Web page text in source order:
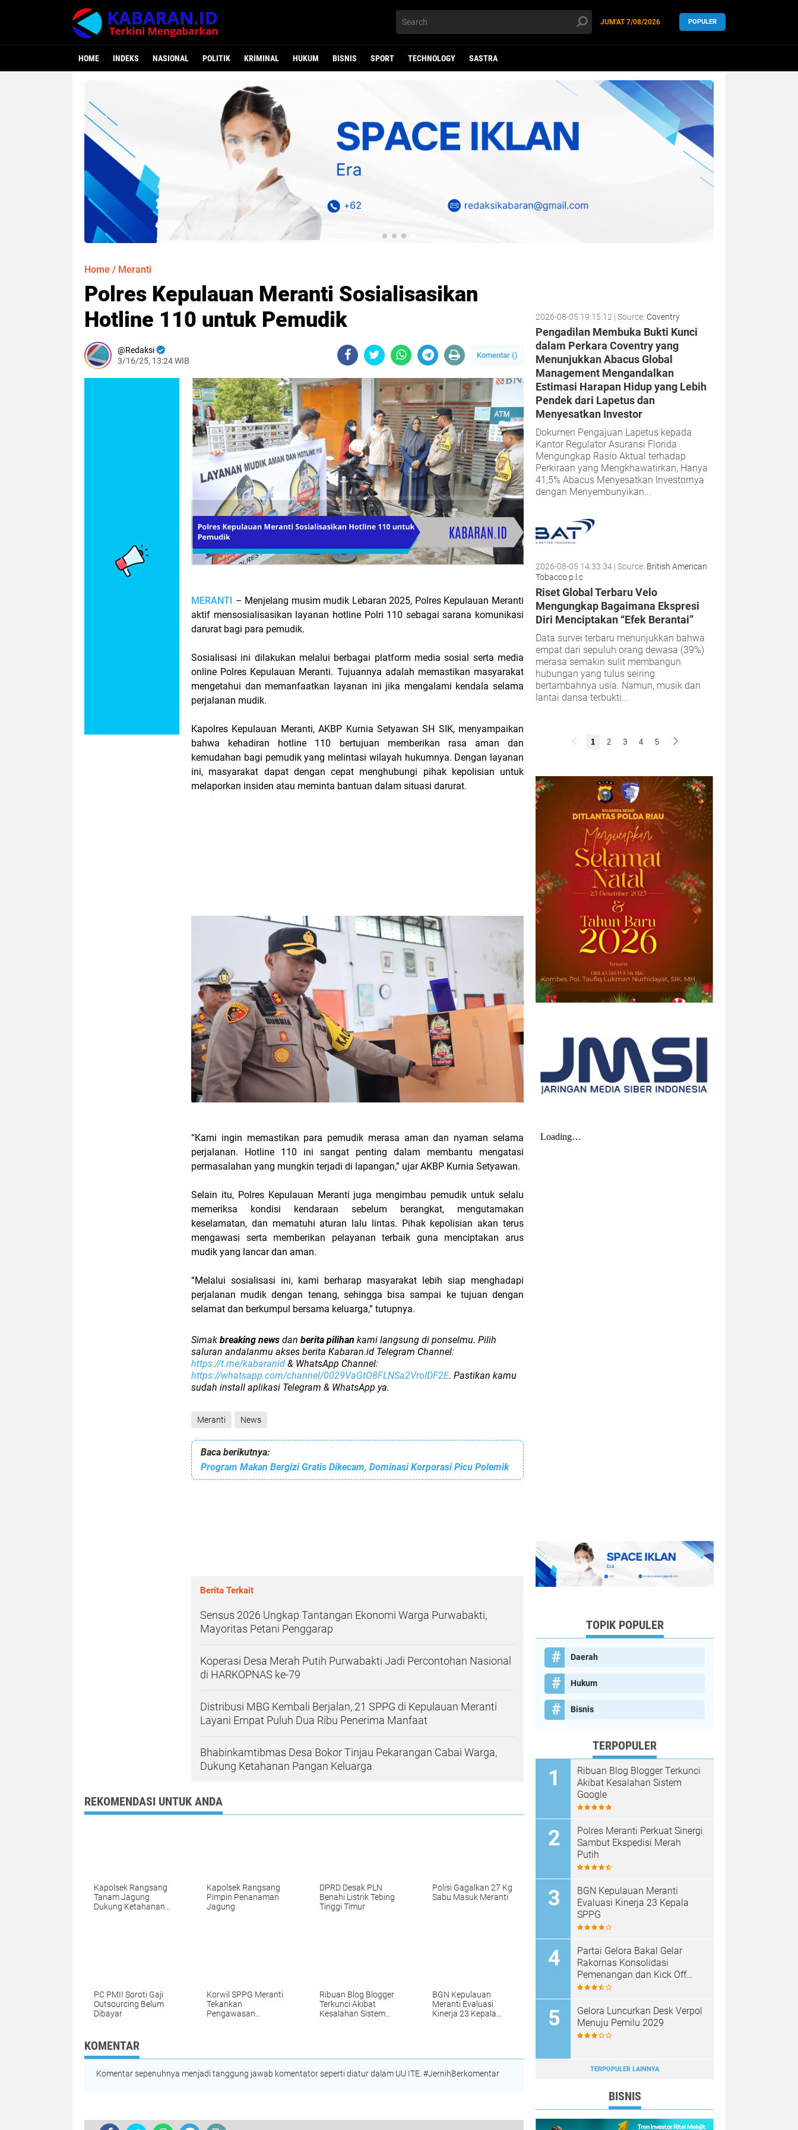
JUM'AT7/08/2026 POPULER
HOME INDEKS NASIONAL POLITIK KRIMINAL HUKUM BISNIS SPORT TECHNOLOGY SASTRA
Home / Meranti
Polres Kepulauan Meranti Sosialisasikan
Hotline 110 untuk Pemudik
Redaksi
3/16/25, 13:24 WIB
Komentar ()
MERANTI – Menjelang musim mudik Lebaran 2025, Polres Kepulauan Meranti
aktif mensosialisasikan layanan hotline Polri 110 sebagai sarana komunikasi
darurat bagi para pemudik.
Sosialisasi ini dilakukan melalui berbagai platform media sosial serta media
online Polres Kepulauan Meranti. Tujuannya adalah memastikan masyarakat
mengetahui dan memanfaatkan layanan ini jika mengalami kendala selama
perjalanan mudik.
Kapolres Kepulauan Meranti, AKBP Kurnia Setyawan SH SIK, menyampaikan
bahwa kehadiran hotline 110 bertujuan memberikan rasa aman dan
kemudahan bagi pemudik yang melintasi wilayah hukumnya. Dengan layanan
ini, masyarakat dapat dengan cepat menghubungi pihak kepolisian untuk
melaporkan insiden atau meminta bantuan dalam situasi darurat.
“Kami ingin memastikan para pemudik merasa aman dan nyaman selama
perjalanan. Hotline 110 ini sangat penting dalam membantu mengatasi
permasalahan yang mungkin terjadi di lapangan,” ujar AKBP Kurnia Setyawan.
Selain itu, Polres Kepulauan Meranti juga mengimbau pemudik untuk selalu
memeriksa kondisi kendaraan sebelum berangkat, mengutamakan
keselamatan, dan mematuhi aturan lalu lintas. Pihak kepolisian akan terus
mengawasi serta memberikan pelayanan terbaik guna menciptakan arus
mudik yang lancar dan aman.
“Melalui sosialisasi ini, kami berharap masyarakat lebih siap menghadapi
perjalanan mudik dengan tenang, sehingga bisa sampai ke tujuan dengan
selamat dan berkumpul bersama keluarga,” tutupnya.
Simak breaking news dan berita pilihan kami langsung di ponselmu. Pilih
saluran andalanmu akses berita Kabaran.id Telegram Channel:
https://t.me/kabaranid & WhatsApp Channel:
https://whatsapp.com/channel/0029VaGtO8FLNSa2VroIDF2E. Pastikan kamu
sudah install aplikasi Telegram & WhatsApp ya.
Meranti News
Baca berikutnya:
Program Makan Bergizi Gratis Dikecam, Dominasi Korporasi Picu Polemik
Berita Terkait
Sensus 2026 Ungkap Tantangan Ekonomi Warga Purwabakti,
Mayoritas Petani Penggarap
Koperasi Desa Merah Putih Purwabakti Jadi Percontohan Nasional
di HARKOPNAS ke-79
Distribusi MBG Kembali Berjalan, 21 SPPG di Kepulauan Meranti
Layani Empat Puluh Dua Ribu Penerima Manfaat
Bhabinkamtibmas Desa Bokor Tinjau Pekarangan Cabai Warga,
Dukung Ketahanan Pangan Keluarga
REKOMENDASI UNTUK ANDA
Kapolsek Rangsang
Tanam Jagung
Dukung Ketahanan
Kapolsek Rangsang
Pimpin Penanaman
Jagung
DPRD Desak PLN
Benahi Listrik Tebing
Tinggi Timur
Polisi Gagalkan 27 Kg
Sabu Masuk Meranti
PC PMII Soroti Gaji
Outsourcing Belum
Dibayar
Korwil SPPG Meranti
Tekankan
Pengawasan
Ribuan Blog Blogger
Terkunci Akibat
Kesalahan Sistem
BGN Kepulauan
Meranti Evaluasi
Kinerja 23 Kepala
KOMENTAR
Komentar sepenuhnya menjadi tanggung jawab komentator seperti diatur dalam UU ITE. #JernihBerkomentar
2026-08-05 19:15:12 | Source: Coventry
Pengadilan Membuka Bukti Kunci
dalam Perkara Coventry yang
Menunjukkan Abacus Global
Management Mengandalkan
Estimasi Harapan Hidup yang Lebih
Pendek dari Lapetus dan
Menyesatkan Investor
Dokumen Pengajuan Lapetus kepada
Kantor Regulator Asuransi Florida
Mengungkap Rasio Aktual terhadap
Perkiraan yang Mengkhawatirkan, Hanya
41,5% Abacus Menyesatkan Investornya
dengan Menyembunyikan...
2026-08-05 14:33:34 | Source: British American
Tobacco p.l.c
Riset Global Terbaru Velo
Mengungkap Bagaimana Ekspresi
Diri Menciptakan “Efek Berantai”
Data survei terbaru menunjukkan bahwa
empat dari sepuluh orang dewasa (39%)
merasa semakin sulit membangun
hubungan yang tulus seiring
bertambahnya usia. Namun, musik dan
lantai dansa terbukti...
2026-08-04 20:17:41| Source: Univar Solutions
Univar Solutions Mengakuisisi H.M.
Royal, Memperluas Jangkauan di
Pasar Bahan Aditif untuk Karet,
Plastik, dan Perekat di Amerika
Serikat
Memperkuat layanan dan rantai pasok di
pasar-pasar utama AS dengan
memadukan satu abad keahlian teknis
dan hubungan pelanggan yang dilandasi
kepercayaan DOWNERS GROVE, Illinois,
Aug. 04, 2026 ...
2026-08-01 00:27:35 | Source:
Univar Solutions
Univar Solutions Mengapresiasi
DOWNERS GROVE, Illinois, Aug. 01, 2026
1 2 3 4 5
TOPIK POPULER
Daerah
Hukum
Bisnis
TERPOPULER
Ribuan Blog Blogger Terkunci
Akibat Kesalahan Sistem
Google
Polres Meranti Perkuat Sinergi
Sambut Ekspedisi Merah
Putih
BGN Kepulauan Meranti
Evaluasi Kinerja 23 Kepala
SPPG
Partai Gelora Bakal Gelar
Rakornas Konsolidasi
Pemenangan dan Kick Off
Pencalegan
Gelora Luncurkan Desk Verpol
Menuju Pemilu 2029
TERPOPULER LAINNYA
BISNIS